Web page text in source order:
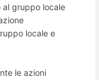
al gruppo locale
locale e
le azioni